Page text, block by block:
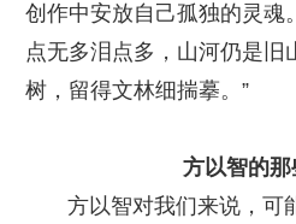
创作中安放自己孤独的灵魂
点无多泪点多，山河仍是旧
树，留得文林细揣摹。”
方以智的
方以智对我们来说，可